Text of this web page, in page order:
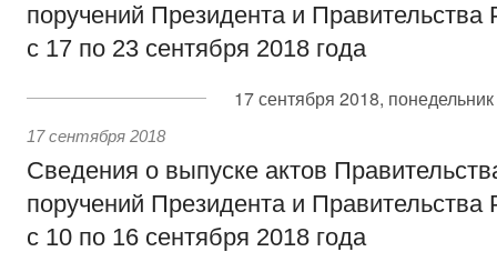
поручений Президента и Правительства
с 17 по 23 сентября 2018 года
17 сентября 2018, понедельник
17 сентября 2018
Сведения о выпуске актов
поручений Президента и Правительства
с 10 по 16 сентября 2018 года